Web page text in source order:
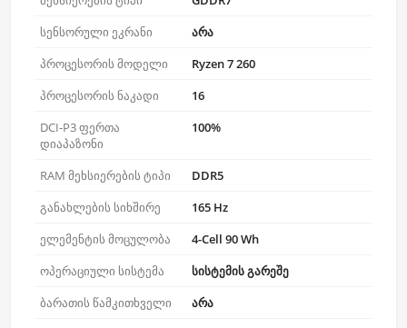
სენსორული ეკრანი
არა
პროცესორის მოდელი
Ryzen 7 260
პროცესორის ნაკადი
16
DCI-P3 ფერთა
დიაპაზონი
100%
RAM მეხსიერების ტიპი
DDR5
განახლების სიხშირე
165 Hz
ელემენტის მოცულობა
4-Cell 90 Wh
ოპერაციული სისტემა
სისტემის გარეშე
ბარათის წამკითხველი
არა